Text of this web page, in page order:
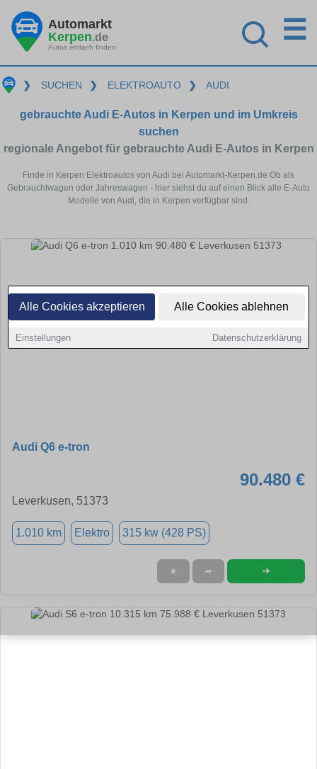
Alle Cookies akzeptieren Alle Cookies ablehnen
Einstellungen Datenschutzerklärung
Automarkt
Kerpen.de
Autos einfach finden
☰
❯ SUCHEN ❯ ELEKTROAUTO ❯ AUDI
gebrauchte Audi E-Autos in Kerpen und im Umkreis
suchen
regionale Angebot für gebrauchte Audi E-Autos in Kerpen
Finde in Kerpen Elektroautos von Audi bei Automarkt-Kerpen.de Ob als
Gebrauchtwagen oder Jahreswagen - hier siehst du auf einen Blick alle E-Auto
Modelle von Audi, die in Kerpen verfügbar sind.
Audi Q6 e-tron
90.480 €
Leverkusen, 51373
1.010 km Elektro 315 kw (428 PS)
★ ➦ ➜